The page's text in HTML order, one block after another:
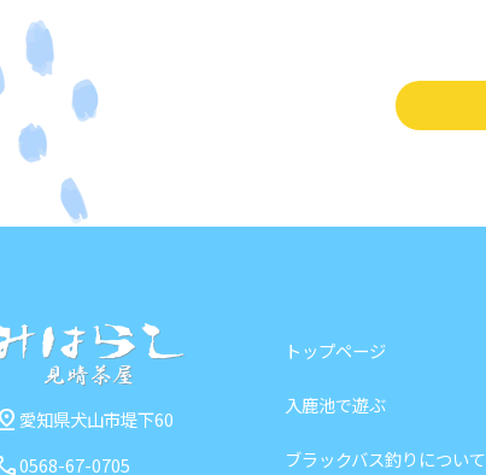
pin_drop 愛知県犬山市堤下60
0568-67-0705
トップページ
入鹿池で遊ぶ
ブラックバス釣りについて